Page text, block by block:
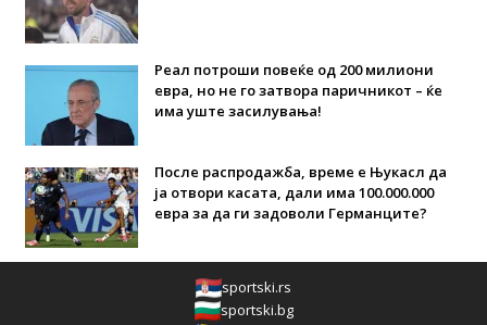
Реал потроши повеќе од 200 милиони
евра, но не го затвора паричникот – ќе
има уште засилувања!
После распродажба, време е Њукасл да
ја отвори касата, дали има 100.000.000
евра за да ги задоволи Германците?
sportski.rs
sportski.bg